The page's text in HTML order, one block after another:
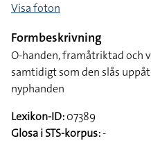
Visa foton
Formbeskrivning
O-handen, framåtriktad och
samtidigt som den slås
nyphanden
Lexikon-ID:07389
Glosa i STS-korpus:-